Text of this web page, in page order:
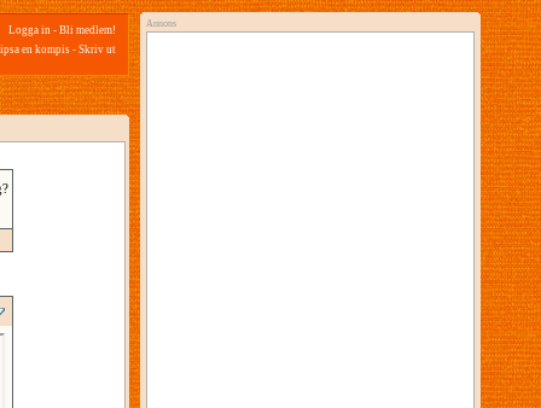
Logga in - Bli medlem!
en kompis - Skriv ut
Annons